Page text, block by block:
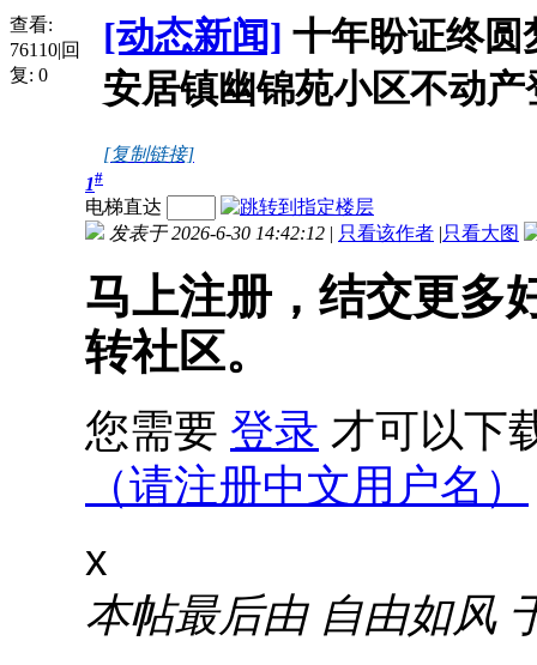
查看:
76110|回
复: 0
[动态新闻] 十年盼证终
安居镇幽锦苑小区不动
[复制链接]
1#
电梯直达
发表于 2026-6-30 14:42:12 | 只看该作者 |只看大图
马上注册，结交更多
转社区。
您需要 登录 才可以下
（请注册中文用户名）
x
本帖最后由 自由如风